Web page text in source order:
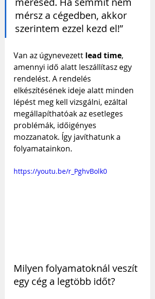
mérsz a cégedben, akkor
szerintem ezzel kezd el!”
Van az úgynevezett lead time,
amennyi idő alatt leszállítasz egy
rendelést. A rendelés
elkészítésének ideje alatt minden
lépést meg kell vizsgálni, ezáltal
megállapíthatóak az esetleges
problémák, időigényes
mozzanatok. Így javíthatunk a
folyamatainkon.
https://youtu.be/r_PghvBolk0
Milyen folyamatoknál veszít
egy cég a legtöbb időt?